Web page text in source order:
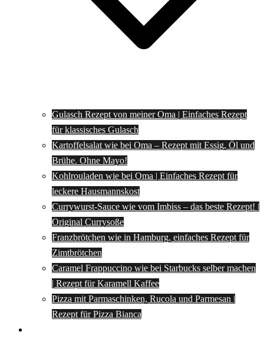
Gulasch Rezept von meiner Oma | Einfaches Rezept
für klassisches Gulasch
Kartoffelsalat wie bei Oma – Rezept mit Essig, Öl und
Brühe. Ohne Mayo!
Kohlrouladen wie bei Oma | Einfaches Rezept für
leckere Hausmannskost
Currywurst-Sauce wie vom Imbiss – das beste Rezept! |
Original Currysoße
Franzbrötchen wie in Hamburg, einfaches Rezept für
Zimtbrötchen
Caramel Frappuccino wie bei Starbucks selber machen
| Rezept für Karamell Kaffee
Pizza mit Parmaschinken, Rucola und Parmesan |
Rezept für Pizza Bianca